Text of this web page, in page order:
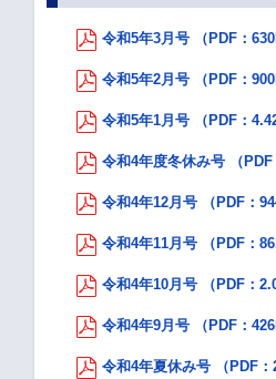
令和5年3月号 （PDF：
令和5年2月号 （PDF：
令和5年1月号 （PDF：
令和4年度冬休み号 （
令和4年12月号 （PDF：
令和4年11月号 （PDF：
令和4年10月号 （PDF：
令和4年9月号 （PDF：
令和4年夏休み号 （PDF